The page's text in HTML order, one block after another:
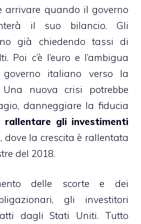
arrivare quando il governo
il suo bilancio. Gli
già chiedendo tassi di
Poi c’è l’euro e l’ambigua
italiano verso la
nuova crisi potrebbe
danneggiare la fiducia
rallentare gli investimenti
, dove la crescita è rallentata
del 2018.
delle scorte e dei
gli investitori
dagli Stati Uniti. Tutto